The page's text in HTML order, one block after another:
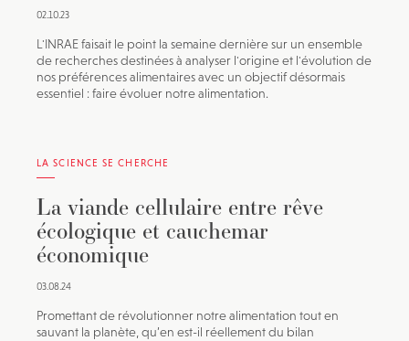
02.10.23
L'INRAE faisait le point la semaine dernière sur un ensemble
de recherches destinées à analyser l'origine et l'évolution de
nos préférences alimentaires avec un objectif désormais
essentiel : faire évoluer notre alimentation.
LA SCIENCE SE CHERCHE
La viande cellulaire entre rêve
écologique et cauchemar
économique
03.08.24
Promettant de révolutionner notre alimentation tout en
sauvant la planète, qu’en est-il réellement du bilan